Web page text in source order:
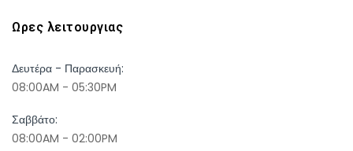
Ωρες λειτουργιας
Δευτέρα - Παρασκευή:
08:00AM - 05:30PM
Σαββάτο:
08:00AM - 02:00PM